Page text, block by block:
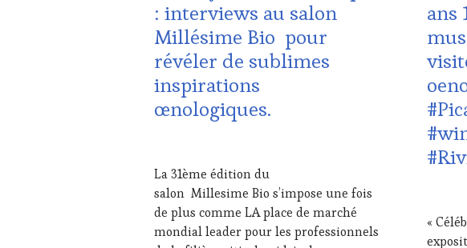
ADHÉRENT,
VIN
TOURISME,
EDITION
LES
CLÉS
DU
LA
HAUTE
GASTRONOMIE
FRANÇAISE
INVITATIONS
: interviews au salon
Millésime Bio pour
révéler de sublimes
inspirations
œnologiques.
2024
La 31ème édition du
salon Millesime Bio s’impose une fois
de plus comme LA place de marché
mondial leader pour les professionnels
DU
VIN
ET
DE
LA
HAUTE
&
PRESSE
ans
2023
«